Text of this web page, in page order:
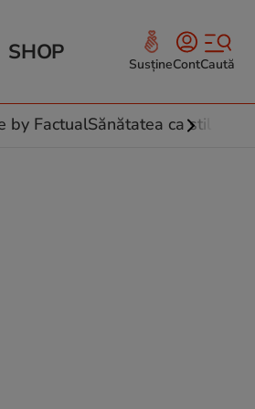
SHOP SusțineContCaută
by FactualSănătatea ca stil de